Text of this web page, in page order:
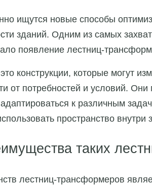
ищутся новые способы
зданий. Одним из самых
появление лестниц-
конструкции, которые могут
от потребностей и условий.
к различным
пространство внутри
таких
лестниц-трансформеров